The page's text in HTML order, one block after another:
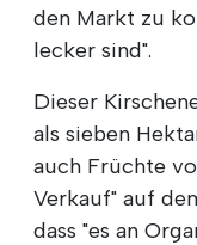
den Markt zu
lecker sind".
Dieser
als sieben
auch Früchte
Verkauf" auf
dass "es an